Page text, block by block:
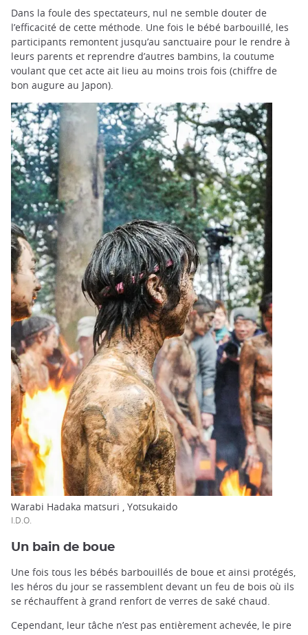
Dans la foule des spectateurs, nul ne semble douter de
l’efficacité de cette méthode. Une fois le bébé barbouillé, les
participants remontent jusqu’au sanctuaire pour le rendre à
leurs parents et reprendre d’autres bambins, la coutume
voulant que cet acte ait lieu au moins trois fois (chiffre de
bon augure au Japon).
Warabi Hadaka matsuri , Yotsukaido
I.D.O.
Un bain de boue
Une fois tous les bébés barbouillés de boue et ainsi protégés,
les héros du jour se rassemblent devant un feu de bois où ils
se réchauffent à grand renfort de verres de saké chaud.
Cependant, leur tâche n’est pas entièrement achevée, le pire